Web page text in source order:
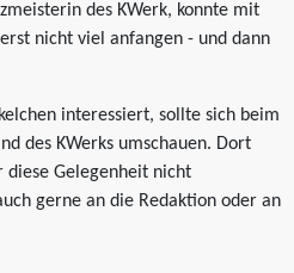
des KWerk, konnte mit
nicht viel anfangen - und dann
interessiert, sollte sich beim
des KWerks umschauen. Dort
diese Gelegenheit nicht
gerne an die Redaktion oder an